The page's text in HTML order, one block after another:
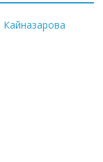
Кайназарова